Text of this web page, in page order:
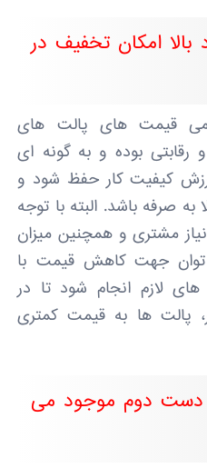
امکان تخفیف در
قیمت های پالت های
بوده و به گونه ای
کیفیت کار حفظ شود و
به صرفه باشد. البته با توجه
مشتری و همچنین میزان
توان جهت کاهش قیمت با
لازم انجام شود تا در
پالت ها به قیمت کمتری
دست دوم موجود می